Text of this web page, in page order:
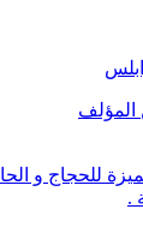
المؤلف
للحجاج و
.